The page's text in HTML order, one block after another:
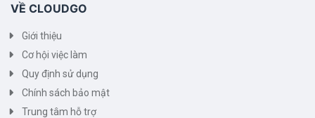
VỀ CLOUDGO
Giới thiệu
Cơ hội việc làm
Quy định sử dụng
Chính sách bảo mật
Trung tâm hỗ trợ